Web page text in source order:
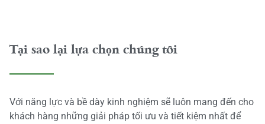
Tại sao lại lựa chọn chúng tôi
Với năng lực và bề dày kinh nghiệm sẽ luôn mang đến cho
khách hàng những giải pháp tối ưu và tiết kiệm nhất để